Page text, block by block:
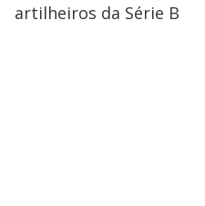
artilheiros da Série B